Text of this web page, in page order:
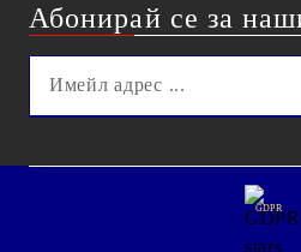
Абонирай се за
GDPR